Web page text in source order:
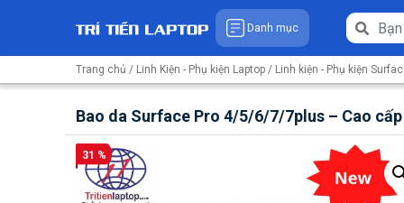
Danh mục
Trang chủ / Linh Kiện - Phụ kiện Laptop / Linh kiện - Phụ kiện
Bao da Surface Pro 4/5/6/7/7plus – Cao cấp
31 %